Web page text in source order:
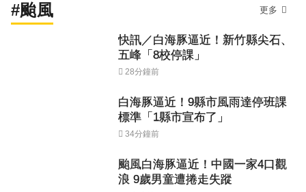
#颱風 更多
快訊／白海豚逼近！新竹縣尖石、
五峰「8校停課」
28分鐘前
白海豚逼近！9縣市風雨達停班課
標準「1縣市宣布了」
34分鐘前
颱風白海豚逼近！中國一家4口觀
浪 9歲男童遭捲走失蹤